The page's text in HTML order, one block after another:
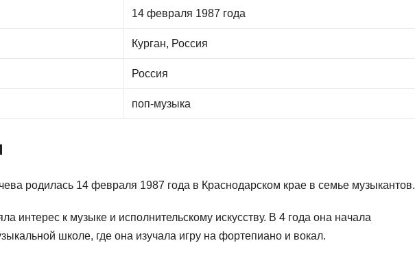
14 февраля 1987 года
Курган, Россия
Россия
поп-музыка
родилась 14 февраля 1987 года в Краснодарском крае в семье музыкантов.
интерес к музыке и исполнительскому искусству. В 4 года она начала
школе, где она изучала игру на фортепиано и вокал.